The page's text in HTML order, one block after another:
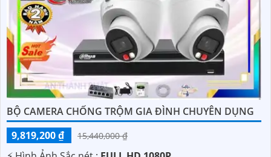
BỘ CAMERA CHỐNG TRỘM GIA ĐÌNH CHUYÊN DỤNG
9,819,200 ₫
15,440,000 ₫